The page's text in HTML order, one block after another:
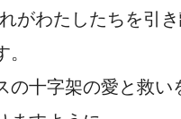
がわたしたちを引
の十字架の愛と救い